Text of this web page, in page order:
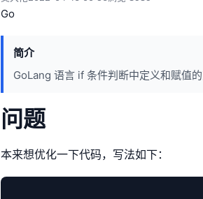
Go
简介
GoLang 语言 if 条件判断中定义和赋值
问题
本来想优化一下代码，写法如下：